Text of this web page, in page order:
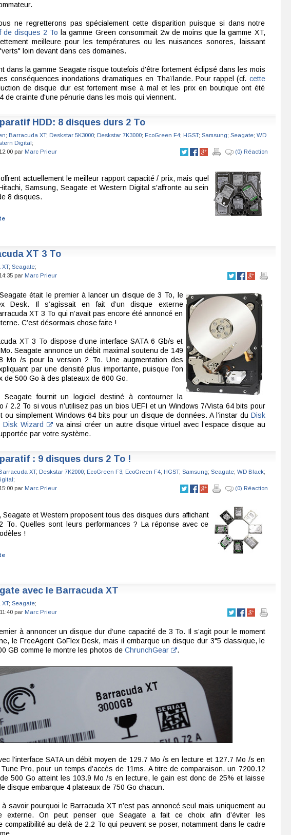
ne regretterons pas spécialement cette disparition puisque si dans notre
de disques 2 To la gamme Green consommait 2w de moins que la gamme XT,
meilleure pour les températures ou les nuisances sonores, laissant
loin devant dans ces domaines.
dans la gamme Seagate risque toutefois d'être fortement éclipsé dans les mois
conséquences inondations dramatiques en Thaïlande. Pour rappel (cf. cette
de disque dur est fortement mise à mal et les prix en boutique ont été
de crainte d'une pénurie dans les mois qui viennent.
HDD: 8 disques durs 2 To
; Barracuda XT; Deskstar 5K3000; Deskstar 7K3000; EcoGreen F4; HGST; Samsung; Seagate; WD
Digital;
par Marc Prieur (0) Réaction
actuellement le meilleur rapport capacité / prix, mais quel
Samsung, Seagate et Western Digital s'affronte au sein
8 disques.
XT 3 To
; Seagate;
par Marc Prieur
était le premier à lancer un disque de 3 To, le
Desk. Il s’agissait en fait d’un disque externe
XT 3 To qui n’avait pas encore été annoncé en
C’est désormais chose faite !
XT 3 To dispose d’une interface SATA 6 Gb/s et
Seagate annonce un débit maximal soutenu de 149
Mo /s pour la version 2 To. Une augmentation des
par une densité plus importante, puisque l'on
de 500 Go à des plateaux de 600 Go.
fournit un logiciel destiné à contourner la
/ 2.2 To si vous n’utilisez pas un bios UEFI et un Windows 7/Vista 64 bits pour
ou simplement Windows 64 bits pour un disque de données. A l’instar du Disk
Disk Wizard
va ainsi créer un autre disque virtuel avec l’espace disque au
par votre système.
: 9 disques durs 2 To !
XT; Deskstar 7K2000; EcoGreen F3; EcoGreen F4; HGST; Samsung; Seagate; WD Black;
;
par Marc Prieur (0) Réaction
Seagate et Western proposent tous des disques durs affichant
To. Quelles sont leurs performances ? La réponse avec ce
!
avec le Barracuda XT
; Seagate;
par Marc Prieur
à annoncer un disque dur d’une capacité de 3 To. Il s’agit pour le moment
le FreeAgent GoFlex Desk, mais il embarque un disque dur 3"5 classique, le
GB comme le montre les photos de ChrunchGear .
l’interface SATA un débit moyen de 129.7 Mo /s en lecture et 127.7 Mo /s en
Pro, pour un temps d’accès de 11ms. A titre de comparaison, un 7200.12
500 Go atteint les 103.9 Mo /s en lecture, le gain est donc de 25% et laisse
disque embarque 4 plateaux de 750 Go chacun.
savoir pourquoi le Barracuda XT n’est pas annoncé seul mais uniquement au
externe. On peut penser que Seagate a fait ce choix afin d’éviter les
compatibilité au-delà de 2.2 To qui peuvent se poser, notamment dans le cadre